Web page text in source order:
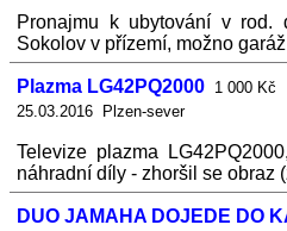
Pronajmu k ubytování v rod.
Sokolov v přízemí, možno
Plazma LG42PQ2000 1 000 Kč
25.03.2016 Plzen-sever
Televize plazma
náhradní díly - zhoršil se obraz
DUO JAMAHA DOJEDE DO